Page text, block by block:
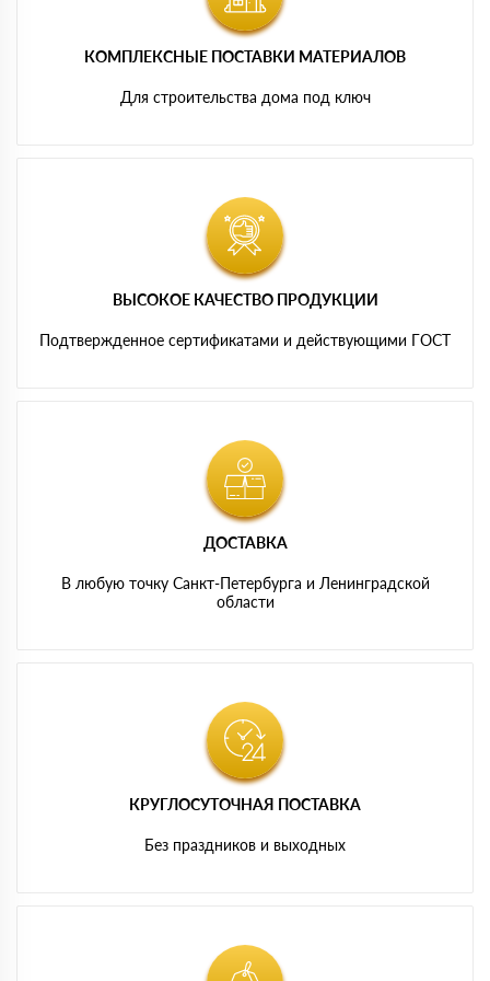
КОМПЛЕКСНЫЕ ПОСТАВКИ МАТЕРИАЛОВ
Для строительства дома под ключ
ВЫСОКОЕ КАЧЕСТВО ПРОДУКЦИИ
Подтвержденное сертификатами и действующими ГОСТ
ДОСТАВКА
В любую точку Санкт-Петербурга и Ленинградской
области
КРУГЛОСУТОЧНАЯ ПОСТАВКА
Без праздников и выходных